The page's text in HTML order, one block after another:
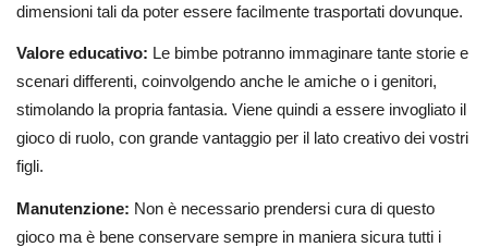
dimensioni tali da poter essere facilmente trasportati dovunque.
Valore educativo: Le bimbe potranno immaginare tante storie e
scenari differenti, coinvolgendo anche le amiche o i genitori,
stimolando la propria fantasia. Viene quindi a essere invogliato il
gioco di ruolo, con grande vantaggio per il lato creativo dei vostri
figli.
Manutenzione: Non è necessario prendersi cura di questo
gioco ma è bene conservare sempre in maniera sicura tutti i